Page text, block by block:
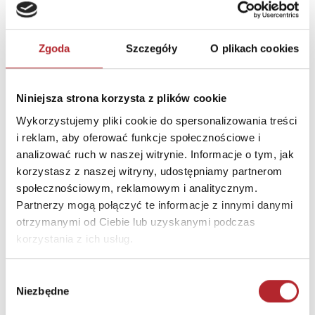
Zgoda Szczegóły O plikach cookies
Niniejsza strona korzysta z plików cookie
Wykorzystujemy pliki cookie do spersonalizowania treści
i reklam, aby oferować funkcje społecznościowe i
analizować ruch w naszej witrynie. Informacje o tym, jak
korzystasz z naszej witryny, udostępniamy partnerom
społecznościowym, reklamowym i analitycznym.
Partnerzy mogą połączyć te informacje z innymi danymi
otrzymanymi od Ciebie lub uzyskanymi podczas
korzystania z ich usług.
zgody
Niezbędne
Rodzaj
Zwrot towaru
Brak prawa zwrotu
DANE OSOBY ODPOWIEDZIALNEJ
Nazwa
Timaro Krzysztof Lipiński
Ulica
ul. Samuela Bogumiła
Lindego 1c
Kod pocztowy
30-148
Miasto